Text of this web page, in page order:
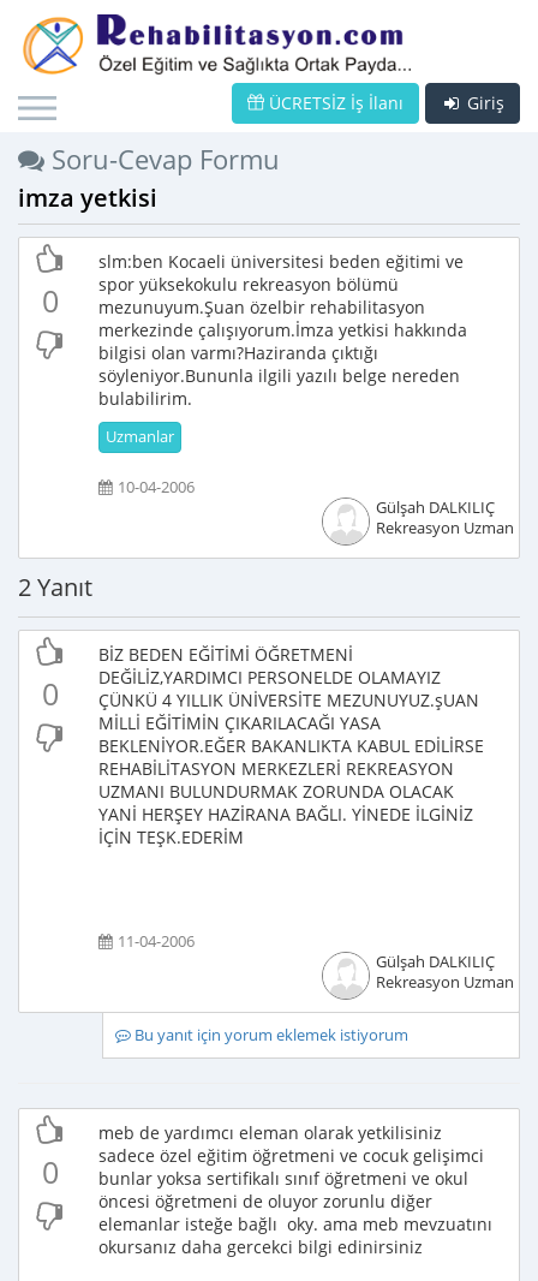
Giriş
ÜCRETSİZ İş İlanı
Soru-Cevap Formu
imza yetkisi
0
slm:ben Kocaeli üniversitesi beden eğitimi ve
spor yüksekokulu rekreasyon bölümü
mezunuyum.Şuan özelbir rehabilitasyon
merkezinde çalışıyorum.İmza yetkisi hakkında
bilgisi olan varmı?Haziranda çıktığı
söyleniyor.Bununla ilgili yazılı belge nereden
bulabilirim.
Uzmanlar
10-04-2006
Gülşah DALKILIÇ
Rekreasyon Uzmanı
2 Yanıt
0
BİZ BEDEN EĞİTİMİ ÖĞRETMENİ
DEĞİLİZ,YARDIMCI PERSONELDE OLAMAYIZ
ÇÜNKÜ 4 YILLIK ÜNİVERSİTE MEZUNUYUZ.şUAN
MİLLİ EĞİTİMİN ÇIKARILACAĞI YASA
BEKLENİYOR.EĞER BAKANLIKTA KABUL EDİLİRSE
REHABİLİTASYON MERKEZLERİ REKREASYON
UZMANI BULUNDURMAK ZORUNDA OLACAK
YANİ HERŞEY HAZİRANA BAĞLI. YİNEDE İLGİNİZ
İÇİN TEŞK.EDERİM
11-04-2006
Gülşah DALKILIÇ
Rekreasyon Uzmanı
Bu yanıt için yorum eklemek istiyorum
0
meb de yardımcı eleman olarak yetkilisiniz
sadece özel eğitim öğretmeni ve cocuk gelişimci
bunlar yoksa sertifikalı sınıf öğretmeni ve okul
öncesi öğretmeni de oluyor zorunlu diğer
elemanlar isteğe bağlı oky. ama meb mevzuatını
okursanız daha gercekci bilgi edinirsiniz